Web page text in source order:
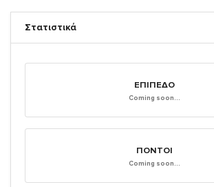
Στατιστικά
ΕΠΊΠΕΔΟ
Coming soon...
ΠΌΝΤΟΙ
Coming soon...